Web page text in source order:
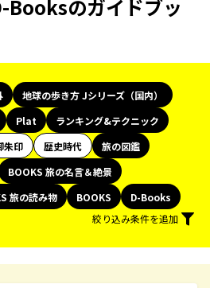
Booksのガイドブッ
地球の歩き方 Jシリーズ（国内）
Plat
ランキング&テクニック
朱印 歴史時代
旅の図鑑
BOOKS 旅の名言＆絶景
旅の読み物 BOOKS
D-Books
絞り込み条件を追加